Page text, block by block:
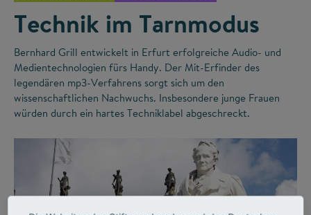
Technik im Tarnmodus
Bernhard Grill entwickelt in Erfurt erfolgreiche Audio- und
Medientechnologien fürs Handy. Der Mit-Erfinder des
legendären mp3-Verfahrens sorgt sich um den
wissenschaftlichen Nachwuchs. Insbesondere junge Frauen
würden durch ein hartes Techniklabel abgeschreckt.